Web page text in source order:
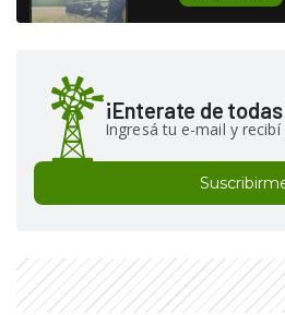
¡Enterate de
Ingresá tu e-mail y